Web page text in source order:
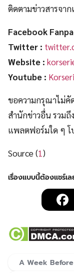
ติดตามข่าวสารจาก
Facebook
Twitter :
Website :
Youtube :
ขอความกรุณาไม่คั
สำนักข่าวอื่น รวมถึ
แพลตฟอร์มใด ๆ
Source (1)
A Week